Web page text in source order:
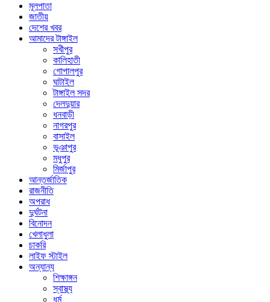
মূলপাতা
জাতীয়
দেশের খবর
আমাদের টাঙ্গাইল
সখীপুর
কালিহাতী
গোপালপুর
ঘাটাইল
টাঙ্গাইল সদর
দেলদুয়ার
ধনবাড়ী
নাগরপুর
বাসাইল
ভূঞাপুর
মধুপুর
মির্জাপুর
আন্তর্জাতিক
রাজনীতি
অপরাধ
দুর্ঘটনা
বিনোদন
খেলাধুলা
চাকরি
লাইফ স্টাইল
অন্যান্য
শিক্ষাঙ্গন
স্বাস্থ্য
ধর্ম